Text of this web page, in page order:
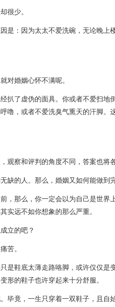
很少。
是：因为太太不爱洗碗，无论晚上
对婚姻心怀不满呢。
扒了虚伪的面具。你或者不爱扫地
噜，或者不爱洗臭气熏天的汗脚。
观察和评判的角度不同，答案也将
缺的人。那么，婚姻又如何能做到完
，那么，你一定会以为自己是世界
实远不如你想象的那么严重。
立的吧？
苦。
是鞋底太薄走路咯脚，或许仅仅是
形的鞋子也许穿起来十分舒服。
毕竟，一生只穿着一双鞋子，且自